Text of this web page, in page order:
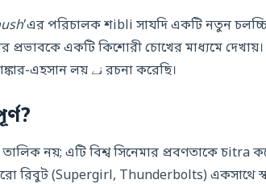
’এর পরিচালক শibli সাযদি একটি নতুন
একটি কিশোরী চোখের মাধ্যমে দেখায়।
বোঝাড়াল পেয়েছে এবং এর সংগীত শান্তি শঙ্কার-এহসান লয় نے রচনা করেছি।
নয়; এটি বিশ্ব সিনেমার প্রবণতাকে চitra
রিবুট (Supergirl, Thunderbolts) একসাথে